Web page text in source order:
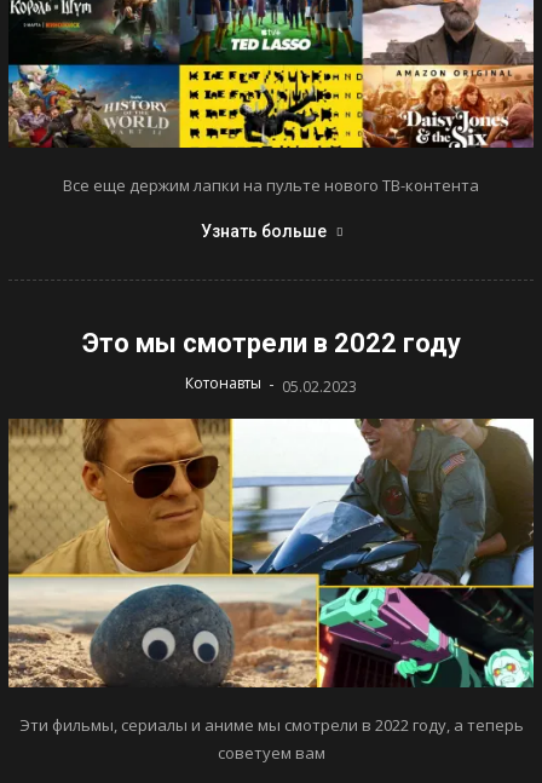
Все еще держим лапки на пульте нового ТВ-контента
Узнать больше
Это мы смотрели в 2022 году
Котонавты - 05.02.2023
Эти фильмы, сериалы и аниме мы смотрели в 2022 году, а теперь
советуем вам